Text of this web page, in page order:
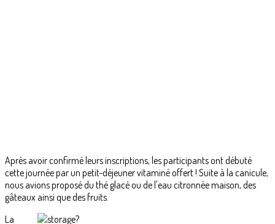
Après avoir confirmé leurs inscriptions, les participants ont débuté
cette journée par un petit-déjeuner vitaminé offert ! Suite à la canicule,
nous avions proposé du thé glacé ou de l'eau citronnée maison, des
gâteaux ainsi que des fruits.
La